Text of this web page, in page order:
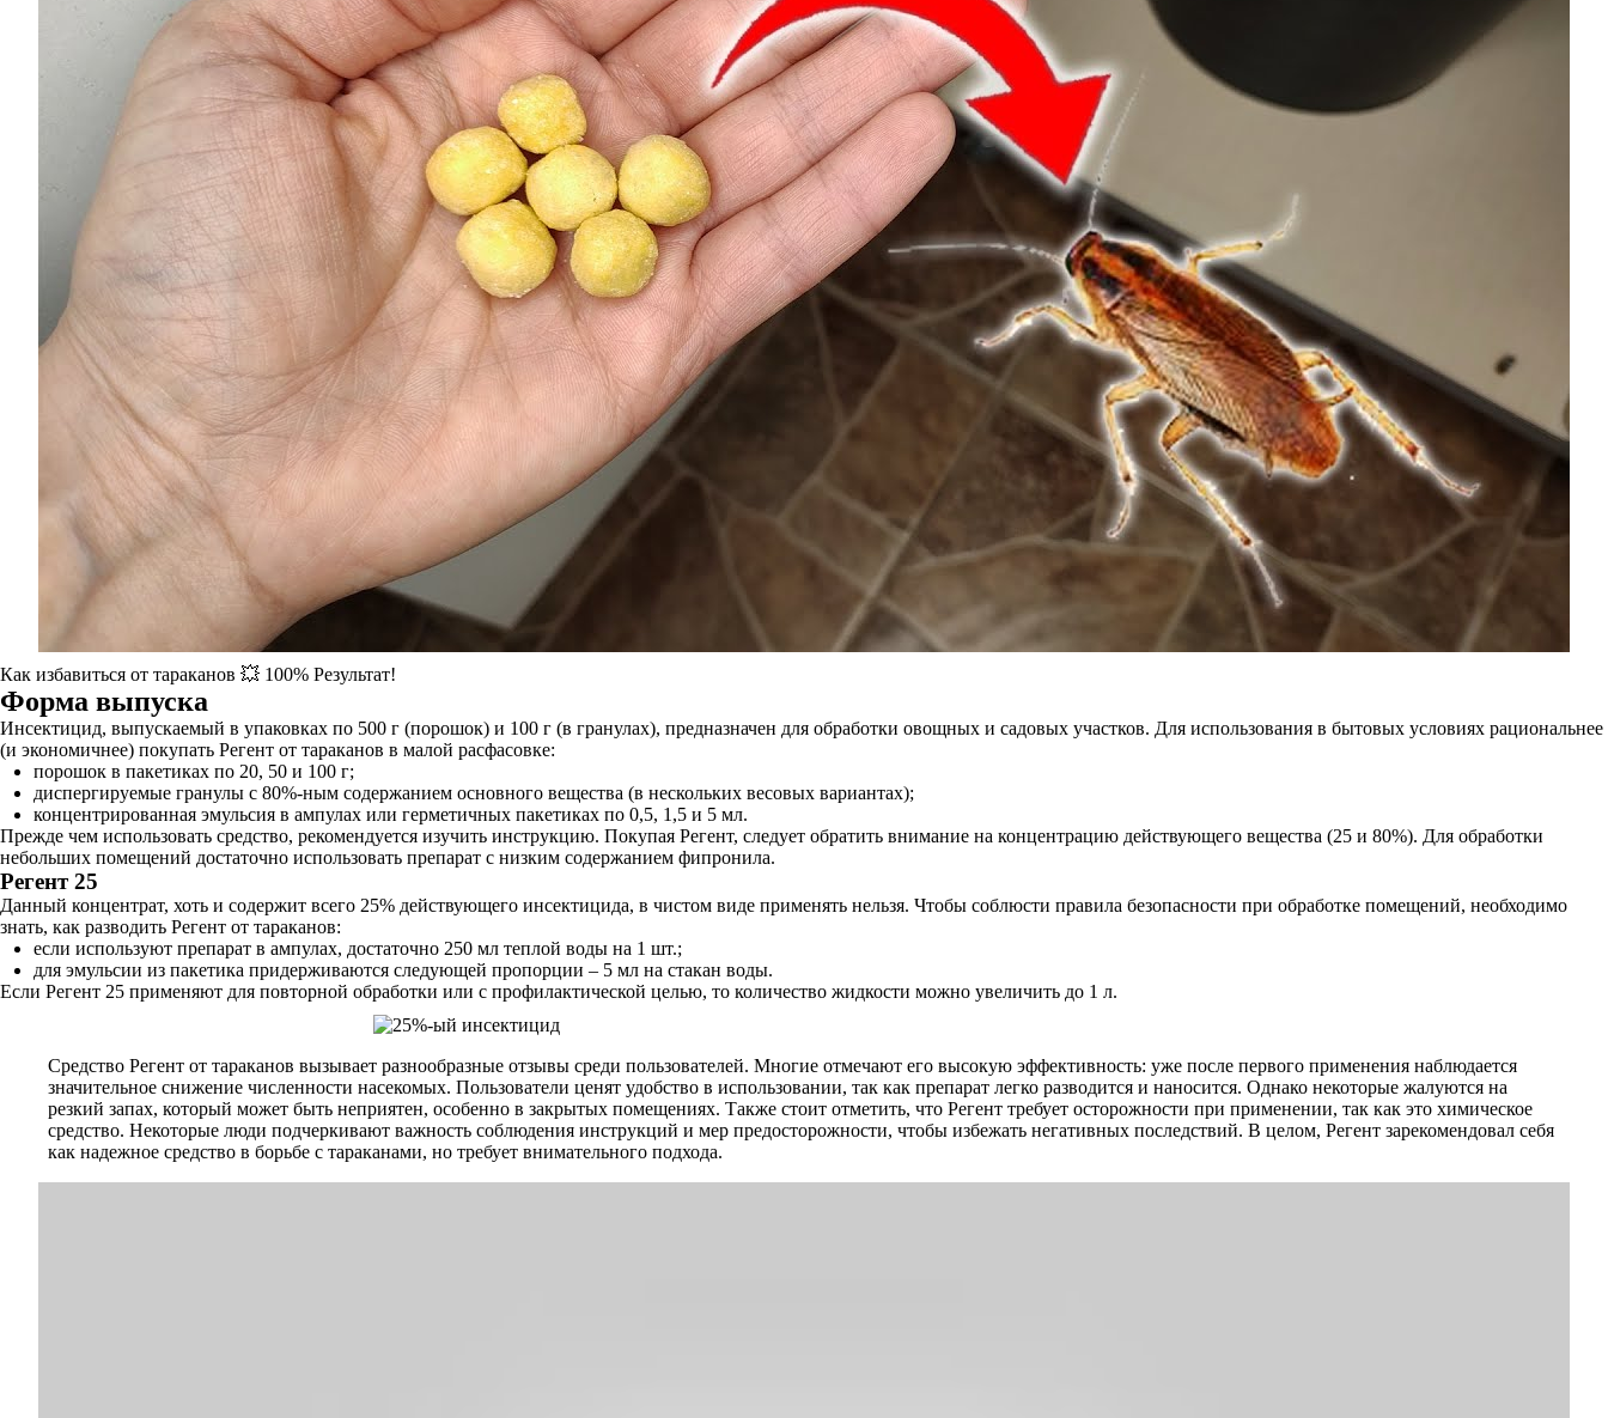
Как избавиться от тараканов 💥 100% Результат!
Форма выпуска
Инсектицид, выпускаемый в упаковках по 500 г (порошок) и 100 г (в гранулах), предназначен для обработки овощных и садовых участков. Для использования в бытовых условиях рациональнее
(и экономичнее) покупать Регент от тараканов в малой расфасовке:
порошок в пакетиках по 20, 50 и 100 г;
диспергируемые гранулы с 80%-ным содержанием основного вещества (в нескольких весовых вариантах);
концентрированная эмульсия в ампулах или герметичных пакетиках по 0,5, 1,5 и 5 мл.
Прежде чем использовать средство, рекомендуется изучить инструкцию. Покупая Регент, следует обратить внимание на концентрацию действующего вещества (25 и 80%). Для обработки
небольших помещений достаточно использовать препарат с низким содержанием фипронила.
Регент 25
Данный концентрат, хоть и содержит всего 25% действующего инсектицида, в чистом виде применять нельзя. Чтобы соблюсти правила безопасности при обработке помещений, необходимо
знать, как разводить Регент от тараканов:
если используют препарат в ампулах, достаточно 250 мл теплой воды на 1 шт.;
для эмульсии из пакетика придерживаются следующей пропорции – 5 мл на стакан воды.
Если Регент 25 применяют для повторной обработки или с профилактической целью, то количество жидкости можно увеличить до 1 л.
Средство Регент от тараканов вызывает разнообразные отзывы среди пользователей. Многие отмечают его высокую эффективность: уже после первого применения наблюдается
значительное снижение численности насекомых. Пользователи ценят удобство в использовании, так как препарат легко разводится и наносится. Однако некоторые жалуются на
резкий запах, который может быть неприятен, особенно в закрытых помещениях. Также стоит отметить, что Регент требует осторожности при применении, так как это химическое
средство. Некоторые люди подчеркивают важность соблюдения инструкций и мер предосторожности, чтобы избежать негативных последствий. В целом, Регент зарекомендовал себя
как надежное средство в борьбе с тараканами, но требует внимательного подхода.